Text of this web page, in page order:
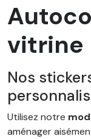
vitrine
Nos
Utilisez notre
aménager